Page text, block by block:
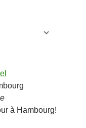
à Hambourg!